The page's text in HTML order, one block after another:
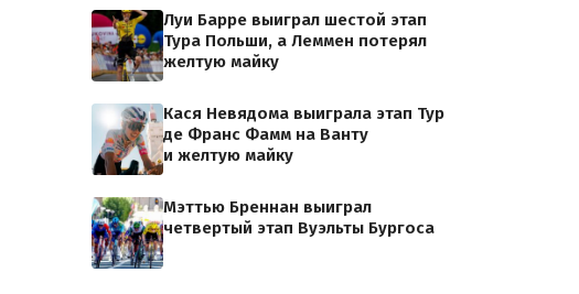
Mitchelton-Scott
Луи Барре выиграл шестой этап
Тура Польши, а Леммен потерял
желтую майку
Кася Невядома выиграла этап Тур
де Франс Фамм на Ванту
и желтую майку
Мэттью Бреннан выиграл
четвертый этап Вуэльты Бургоса